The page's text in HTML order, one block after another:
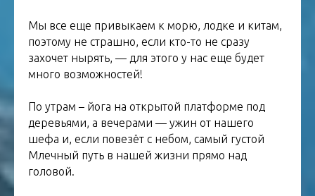
Мы все еще привыкаем к морю, лодке и китам,
поэтому не страшно, если кто-то не сразу
захочет нырять, — для этого у нас еще будет
много возможностей!
По утрам – йога на открытой платформе под
деревьями, а вечерами — ужин от нашего
шефа и, если повезёт с небом, самый густой
Млечный путь в нашей жизни прямо над
головой.